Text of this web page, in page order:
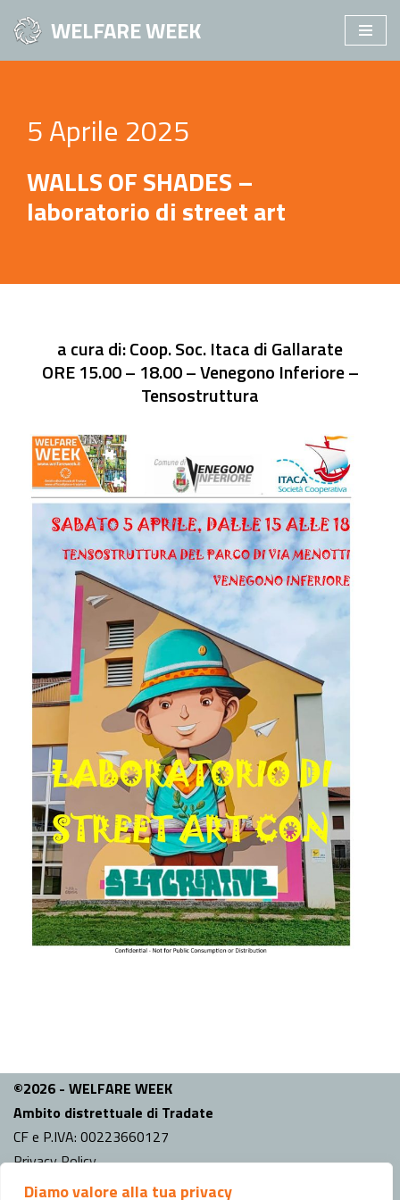
Diamo valore alla tua privacy
Vai
WELFARE WEEK
5 Aprile 2025
WALLS OF SHADES –
laboratorio di street art
a cura di: Coop. Soc. Itaca di Gallarate
ORE 15.00 – 18.00 – Venegono Inferiore –
Tensostruttura
©2026 - WELFARE WEEK
Ambito distrettuale di Tradate
CF e P.IVA: 00223660127
Privacy Policy
INFO